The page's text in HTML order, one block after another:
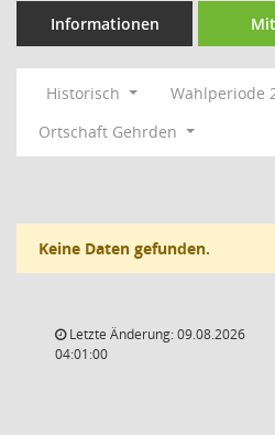
Informationen
Historisch
Wahlperiode
Ortschaft Gehrden
Keine Daten gefunden.
Letzte Änderung: 09.08.2026
04:01:00